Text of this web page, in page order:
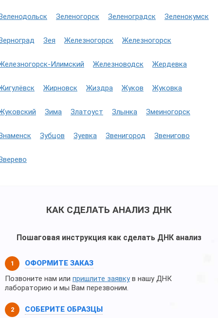
Зеленогорск Зеленоградск Зеленокумск
Зея Железногорск Железногорск
Илимский Железноводск Жердевка
Жирновск Жиздра Жуков Жуковка
Зима Златоуст Злынка Змеиногорск
Зубцов Зуевка Звенигород Звенигово
КАК СДЕЛАТЬ АНАЛИЗ ДНК
Пошаговая инструкция как сделать ДНК анализ
ОФОРМИТЕ ЗАКАЗ
Позвоните нам или пришлите заявкув нашу ДНК
лабораторию и мы Вам перезвоним.
СОБЕРИТЕ ОБРАЗЦЫ